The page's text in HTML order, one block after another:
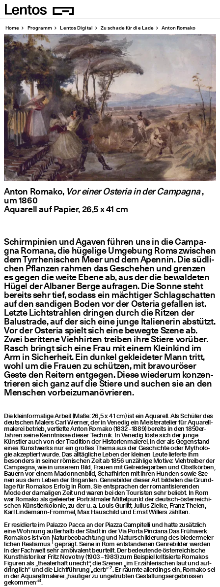
Homepage
Seiten
Home Pro­gramm Lentos Digi­tal Zu scha­de für die Lade Anton Roma­ko
Anton Romako, Vor einer Osteria in der Campagna,
um 1860
Aqua­rell auf Papier, 26,5 x 41 cm
Schirm­pi­ni­en und Aga­ven füh­ren uns in die Cam­pa­
gna Roma­na, die hüge­li­ge Umge­bung Roms zwi­schen
dem Tyr­rhe­ni­schen Meer und dem Apen­nin. Die süd­li­
chen Pflan­zen rah­men das Gesche­hen und gren­zen
es gegen die wei­te Ebe­ne ab, aus der die bewal­de­ten
Hügel der Alba­ner Ber­ge auf­ra­gen. Die Son­ne steht
bereits sehr tief, sodass ein mäch­ti­ger Schlag­schat­ten
auf den san­di­gen Boden vor der Oste­ria gefal­len ist.
Letz­te Licht­strah­len drin­gen durch die Rit­zen der
Balus­tra­de, auf der sich eine jun­ge Ita­lie­ne­rin abstützt.
Vor der Oste­ria spielt sich eine beweg­te Sze­ne ab.
Zwei berit­te­ne Vieh­hir­ten trei­ben ihre Stie­re vor­über.
Rasch bringt sich eine Frau mit einem Klein­kind im
Arm in Sicher­heit. Ein dun­kel geklei­de­ter Mann tritt,
wohl um die Frau­en zu schüt­zen, mit bra­vou­rö­ser
Ges­te den Rei­tern ent­ge­gen. Die­se wie­der­um kon­zen­
trie­ren sich ganz auf die Stie­re und suchen sie an den
Men­schen vorbeizumanövrieren.
Die klein­for­ma­ti­ge Arbeit (Maße: 26,5 x 41 cm) ist ein Aqua­rell. Als Schü­ler des
deut­schen Malers Carl Wer­ner, der in Vene­dig ein Meis­ter­ate­lier für Aqua­rell­
ma­le­rei betrieb, ver­tief­te Anton Roma­ko (1832 – 1889) bereits in den 1850er-
Jah­ren sei­ne Kennt­nis­se die­ser Tech­nik. In Vene­dig lös­te sich der jun­ge
Künst­ler auch von der Tra­di­ti­on der His­to­ri­en­ma­le­rei, in der als Gegen­stand
eines Kunst­werks nur ein gro­ßes The­ma aus der Geschich­te oder Mytho­lo­
gie akzep­tiert wur­de. Das all­täg­li­che Leben der klei­nen Leu­te lie­fer­te ihm
beson­ders in sei­ner römi­schen Zeit ab 1856 unzäh­li­ge Moti­ve: Vieh­trei­ber der
Cam­pa­gna, wie in unse­rem Bild, Frau­en mit Getrei­de­gar­ben und Obst­kör­ben,
Bau­ern vor einem Madon­nen­bild, Schaf­hir­ten mit ihren Hun­den sowie Sze­
nen aus dem Leben der Bri­gan­ten. Gen­re­bil­der die­ser Art bil­de­ten die Grund­
la­ge für Roma­kos Erfolg in Rom. Sie ent­spra­chen der roman­ti­sie­ren­den
Mode der dama­li­gen Zeit und waren bei den Tou­ris­ten sehr beliebt. In Rom
war Roma­ko als gefei­er­ter Por­trät­ma­ler Mit­tel­punkt der deutsch-öster­rei­chi­
schen Künst­ler­ko­lo­nie, zu der u. a. Lou­is Gur­litt, Juli­us Ziel­ke, Franz The­len,
Karl Lin­de­mann-From­mel, Max Hau­schild und Ernst Wil­lers zählten.
Er resi­dier­te im Palaz­zo Pac­ca an der Piaz­za Cam­pi­tel­li und hat­te zusätz­lich
eine Woh­nung außer­halb der Stadt in der Via Por­ta Pinciana.Das Früh­werk
Roma­kos ist von Natur­be­ob­ach­tung und Natur­schil­de­rung des bie­der­mei­er­
li­chen Rea­lis­mus1 geprägt. Sei­ne in Rom ent­stan­de­nen Gen­re­bil­der wer­den
in der Fach­welt sehr ambi­va­lent beur­teilt. Der bedeu­ten­de öster­rei­chi­sche
Kunst­his­to­ri­ker Fritz Novot­ny (1903 – 1983) zum Bei­spiel kri­ti­sier­te Roma­kos
Figu­ren als„thea­ter­haft unecht“, die Sze­nen„im Erzäh­le­ri­schen laut und auf­
dring­lich“ und die Licht­füh­rung„derb“2. Er räum­te aller­dings ein, Roma­ko sei
in der Aqua­rell­ma­le­rei„häu­fi­ger zu unge­trüb­ten Gestal­tungs­er­geb­nis­sen
gekom­men“3.